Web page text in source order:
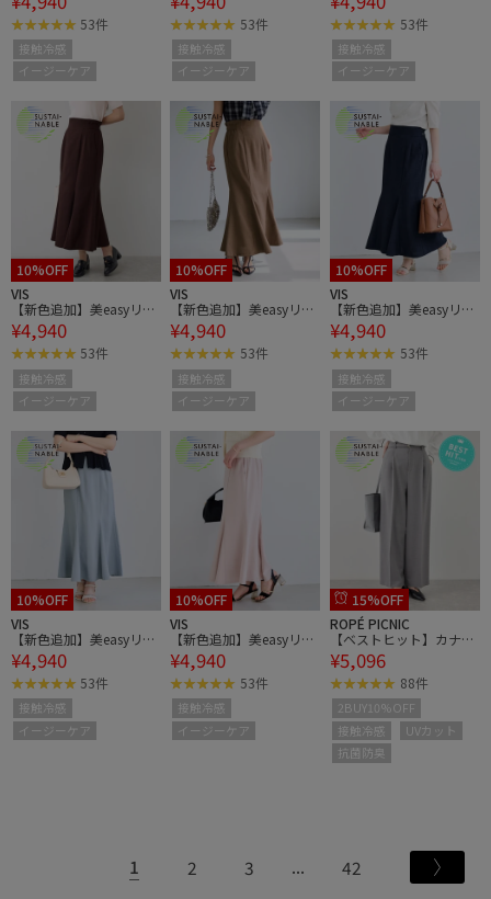
ート/イージーケア・接
触冷感・セットアップ対
応
53件
接触冷感
イージーケア
ート/イージーケア・接
触冷感・セットアップ対
応
53件
接触冷感
イージーケア
ート/イージーケア・接
触冷感・セットアップ対
応
53件
接触冷感
イージーケア
10%OFF
VIS
【新色追加】美easyリネ
ンライクマーメイドスカ
ート/イージーケア・接
触冷感・セットアップ対
応
¥4,940
53件
接触冷感
イージーケア
10%OFF
VIS
【新色追加】美easyリネ
ンライクマーメイドスカ
ート/イージーケア・接
触冷感・セットアップ対
応
¥4,940
53件
接触冷感
イージーケア
10%OFF
VIS
【新色追加】美easyリネ
ンライクマーメイドスカ
ート/イージーケア・接
触冷感・セットアップ対
応
¥4,940
53件
接触冷感
イージーケア
10%OFF
VIS
【新色追加】美easyリネ
ンライクマーメイドスカ
ート/イージーケア・接
触冷感・セットアップ対
応
¥4,940
53件
接触冷感
イージーケア
10%OFF
VIS
【新色追加】美easyリネ
ンライクマーメイドスカ
ート/イージーケア・接
触冷感・セットアップ対
応
¥4,940
53件
接触冷感
イージーケア
15%OFF
ROPÉ PICNIC
【ベストヒット】カナパ
ベルト付きワイドパン
ツ/セットアップ対応・U
V・接触冷感
¥5,096
88件
2BUY10%OFF
接触冷感
UVカット
抗菌防臭
1 2 3 42